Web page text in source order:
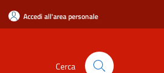
Accedi all'area personale
Cerca